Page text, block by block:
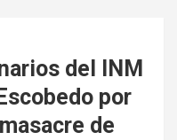
del INM
por
de